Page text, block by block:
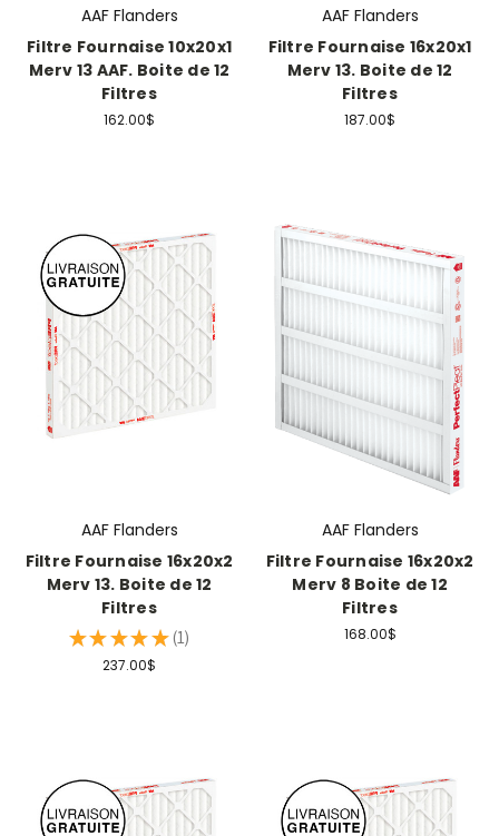
AAF Flanders
Filtre Fournaise 10x20x1
Merv 13 AAF. Boite de 12
Filtres
162.00$
AAF Flanders
Filtre Fournaise 16x20x1
Merv 13. Boite de 12
Filtres
187.00$
AAF Flanders
Filtre Fournaise 16x20x2
Merv 13. Boite de 12
Filtres
★ ★ ★ ★ ★ 1
1
237.00$
AAF Flanders
Filtre Fournaise 16x20x2
Merv 8 Boite de 12
Filtres
168.00$